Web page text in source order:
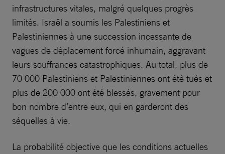
infrastructures vitales, malgré quelques progrès
limités. Israël a soumis les Palestiniens et
Palestiniennes à une succession incessante de
vagues de déplacement forcé inhumain, aggravant
leurs souffrances catastrophiques. Au total, plus de
70 000 Palestiniens et Palestiniennes ont été tués et
plus de 200 000 ont été blessés, gravement pour
bon nombre d’entre eux, qui en garderont des
séquelles à vie.
La probabilité objective que les conditions actuelles